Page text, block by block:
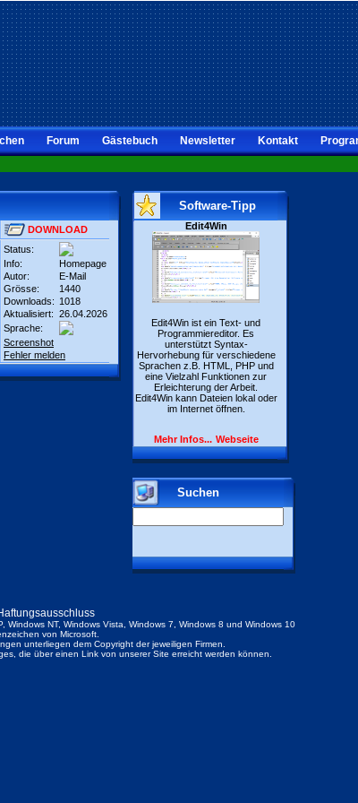
Forum Gästebuch Newsletter Kontakt
DOWNLOAD
Status:
Info:
Homepage
Autor:
E-Mail
Grösse:
1440
Downloads: 1018
Aktualisiert: 26.04.2026
Sprache:
Screenshot
Fehler melden
Software-Tipp
Edit4Win
Edit4Win ist ein Text- und
Programmiereditor. Es
unterstützt Syntax-
Hervorhebung für verschiedene
Sprachen z.B. HTML, PHP und
eine Vielzahl Funktionen zur
Erleichterung der Arbeit.
Edit4Win kann Dateien lokal oder
im Internet öffnen.
Mehr Infos... Webseite
Suchen
NT, Windows Vista, Windows 7, Windows 8 und Windows 10
von Microsoft.
unterliegen dem Copyright der jeweiligen Firmen.
die über einen Link von unserer Site erreicht werden können.